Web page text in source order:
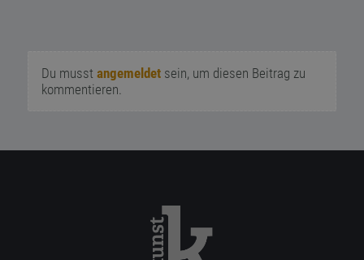
Du musst angemeldetsein, um diesen Beitrag zu
kommentieren.